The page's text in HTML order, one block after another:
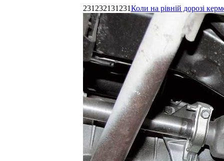
231232131231Коли на рівній дорозі